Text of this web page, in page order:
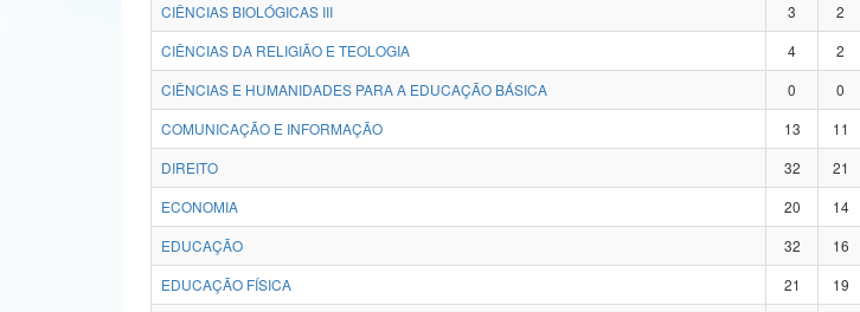
CIÊNCIAS BIOLÓGICAS III
3 2
CIÊNCIAS DA RELIGIÃO E TEOLOGIA
4 2
CIÊNCIAS E HUMANIDADES PARA A EDUCAÇÃO BÁSICA
0 0
COMUNICAÇÃO E INFORMAÇÃO
13 11
DIREITO
32 21
ECONOMIA
20 14
EDUCAÇÃO
32 16
EDUCAÇÃO FÍSICA
21 19